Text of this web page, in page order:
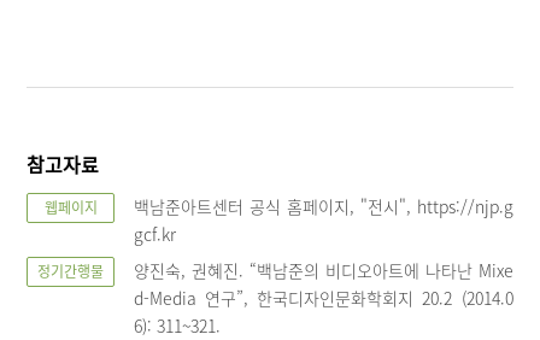
참고자료
웹페이지
백남준아트센터 공식 홈페이지, "전시", https://njp.g
gcf.kr
정기간행물
양진숙, 권혜진. “백남준의 비디오아트에 나타난 Mixe
d-Media 연구”, 한국디자인문화학회지 20.2 (2014.0
6): 311~321.